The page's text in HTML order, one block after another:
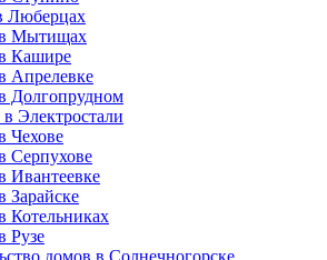
Люберцах
Мытищах
Кашире
Апрелевке
Долгопрудном
Электростали
Чехове
Серпухове
Ивантеевке
Зарайске
Котельниках
Рузе
домов в Солнечногорске